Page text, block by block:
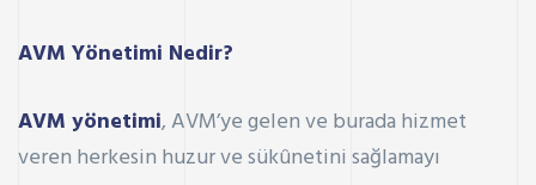
AVM Yönetimi Nedir?
AVM yönetimi, AVM’ye gelen ve burada hizmet
veren herkesin huzur ve sükûnetini sağlamayı